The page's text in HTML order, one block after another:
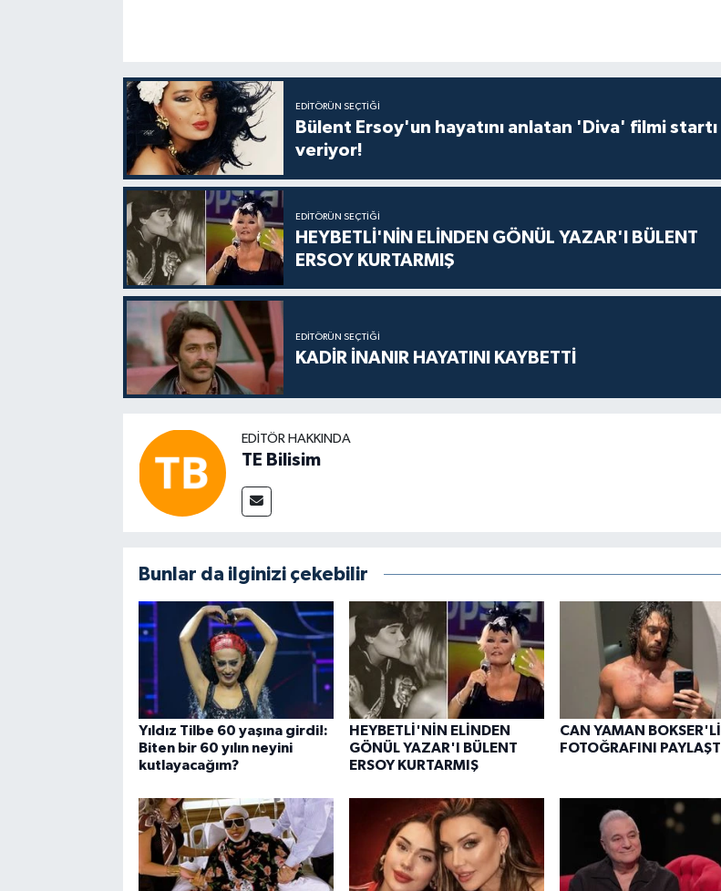
EDITÖRÜN SEÇTIĞI
Bülent Ersoy'un hayatını anlatan 'Diva' filmi startı
veriyor!
EDITÖRÜN SEÇTIĞI
HEYBETLİ'NİN ELİNDEN GÖNÜL YAZAR'I BÜLENT
ERSOY KURTARMIŞ
EDITÖRÜN SEÇTIĞI
KADİR İNANIR HAYATINI KAYBETTİ
EDITÖR HAKKINDA
TE Bilisim
Bunlar da ilginizi çekebilir
Yıldız Tilbe 60 yaşına girdi!:
Biten bir 60 yılın neyini
kutlayacağım?
HEYBETLİ'NİN ELİNDEN
GÖNÜL YAZAR'I BÜLENT
ERSOY KURTARMIŞ
CAN YAMAN BOKSER'Lİ
FOTOĞRAFINI PAYLAŞTI